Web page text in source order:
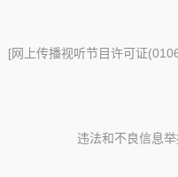
[网上传播视听节目许可证
违法和不良信息